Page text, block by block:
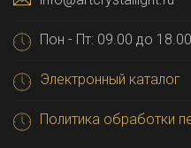
Пон - Пт: 09.00 до 18.00
Электронный каталог
Политика обработки